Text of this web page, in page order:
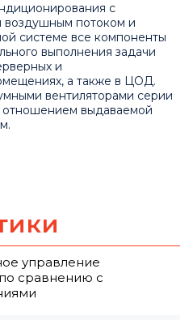
с
воздушным потоком и
системе все компоненты
выполнения задачи
и
а также в ЦОД.
вентиляторами серии
выдаваемой
управление
сравнению с